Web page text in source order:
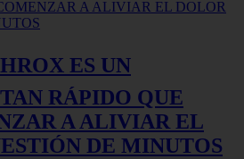
ES UN
RÁPIDO QUE
A ALIVIAR EL
DE MINUTOS